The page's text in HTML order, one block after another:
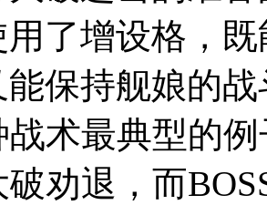
用了增设格，
能保持舰娘的
战术最典型的
破劝退，而